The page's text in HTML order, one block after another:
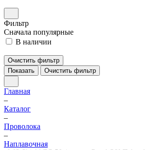
Фильтр
Сначала популярные
В наличии
Очистить фильтр
Показать
Очистить фильтр
Главная
–
Каталог
–
Проволока
–
Наплавочная